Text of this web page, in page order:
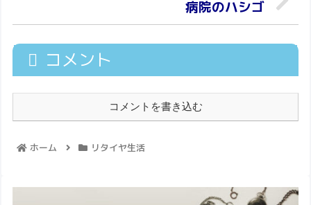
病院のハシゴ
コメント
コメントを書き込む
ホーム リタイヤ生活